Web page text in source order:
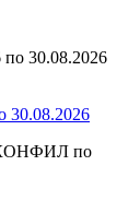
30.08.2026